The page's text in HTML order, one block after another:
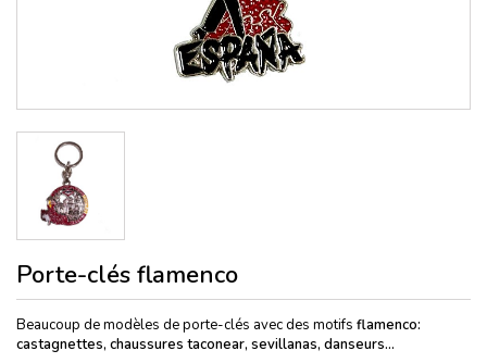
Porte-clés flamenco
Beaucoup de modèles de porte-clés avec des motifs flamenco:
castagnettes, chaussures taconear, sevillanas, danseurs...